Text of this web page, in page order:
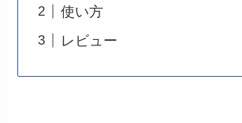
使い方
レビュー